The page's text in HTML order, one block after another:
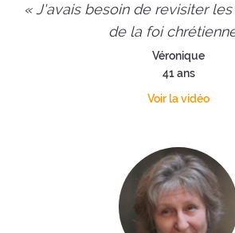
« J'avais besoin de revisiter
de la foi
Véronique
41 ans
Voir la vidéo